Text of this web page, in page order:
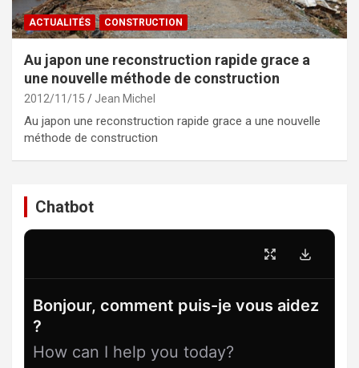
ACTUALITÉS CONSTRUCTION
Au japon une reconstruction rapide grace a
une nouvelle méthode de construction
2012/11/15 Jean Michel
Au japon une reconstruction rapide grace a une nouvelle
méthode de construction
Chatbot
Bonjour, comment puis-je vous aidez
?
How can I help you today?